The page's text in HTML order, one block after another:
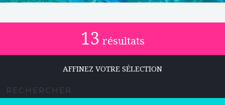
13 résultats
AFFINEZ VOTRE SÉLECTION